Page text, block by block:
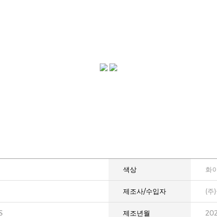
색상 화
제조사/수입자 (주
제조년월